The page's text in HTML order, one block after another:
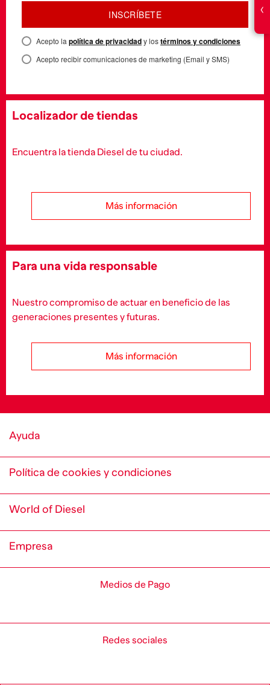
‹
INSCRÍBETE
Acepto la política de privacidady lostérminos y condiciones
Acepto recibir comunicaciones de marketing (Email y SMS)
Localizador de tiendas
Encuentra la tienda Diesel de tu ciudad.
Más información
Para una vida responsable
Nuestro compromiso de actuar en beneficio de las
generaciones presentes y futuras.
Más información
Ayuda
Política de cookies y condiciones
World of Diesel
Empresa
Medios de Pago
Redes sociales